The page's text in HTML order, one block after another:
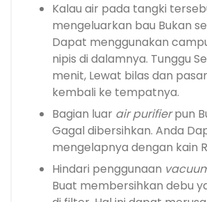
Kalau air pada tangki
mengeluarkan bau Bukan
Dapat menggunakan
nipis di dalamnya. Tunggu
menit, Lewat bilas dan
kembali ke tempatnya.
Bagian luar air purifierpun
Gagal dibersihkan. Anda
mengelapnya dengan kain
Hindari penggunaan
Buat membersihkan debu